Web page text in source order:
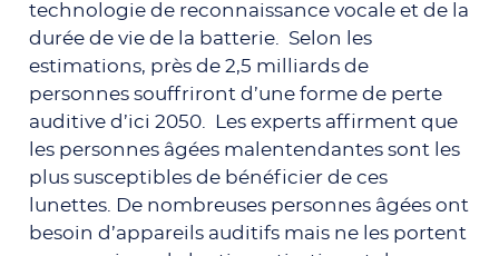
technologie de reconnaissance vocale et de la
durée de vie de la batterie. Selon les
estimations, près de 2,5 milliards de
personnes souffriront d’une forme de perte
auditive d’ici 2050. Les experts affirment que
les personnes âgées malentendantes sont les
plus susceptibles de bénéficier de ces
lunettes. De nombreuses personnes âgées ont
besoin d’appareils auditifs mais ne les portent